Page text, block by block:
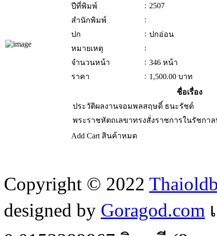
ปีที่พิมพ์
: 2507
สำนักพิมพ์
:
ปก
: ปกอ่อน
หมายเหตุ
:
จำนวนหน้า
: 346 หน้า
ราคา
: 1,500.00 บาท
ชื่อเรื่อง
ประวัติผลงานจอมพลสฤษดิ์ ธนะรัชต์
พระราชหัตถเลขาทรงสั่งราชการในรัชกา
Add Cart สินค้าหมด
Copyright © 2022
designed by Goragod.com